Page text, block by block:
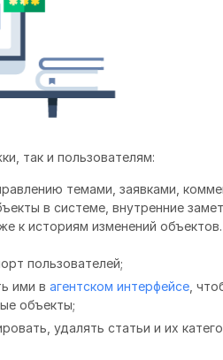
так и пользователям:
темами, заявками,
в системе, внутренние
к историям изменений
пользователей;
ими в агентском интерфейсе ,
объекты;
удалять статьи и их